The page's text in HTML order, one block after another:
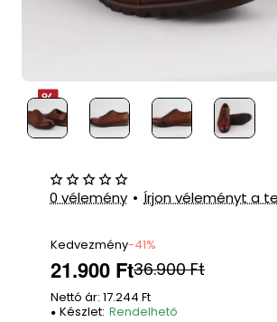
0 vélemény • Írjon véleményt a
Kedvezmény-41%
21.900 Ft36.900 Ft
Nettó ár: 17.244 Ft
Készlet: Rendelhető